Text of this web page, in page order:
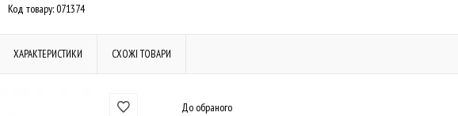
Код товару:071374
ХАРАКТЕРИСТИКИ СХОЖІ ТОВАРИ
До обраного